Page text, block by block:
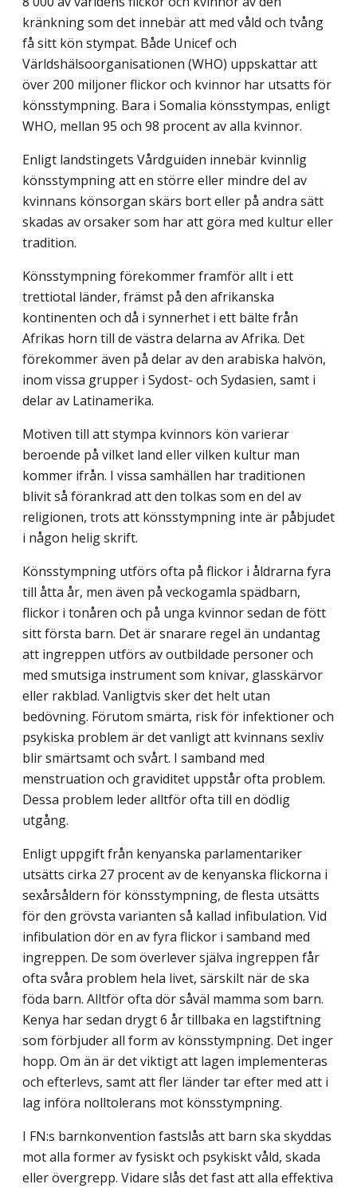
kränkning som det innebär att med våld och tvång
få sitt kön stympat. Både Unicef och
Världshälsoorganisationen (WHO) uppskattar att
över 200 miljoner flickor och kvinnor har utsatts för
könsstympning. Bara i Somalia könsstympas, enligt
WHO, mellan 95 och 98 procent av alla kvinnor.
Enligt landstingets Vårdguiden innebär kvinnlig
könsstympning att en större eller mindre del av
kvinnans könsorgan skärs bort eller på andra sätt
skadas av orsaker som har att göra med kultur eller
tradition.
Könsstympning förekommer framför allt i ett
trettiotal länder, främst på den afrikan­ska
kontinenten och då i synnerhet i ett bälte från
Afrikas horn till de västra delarna av Afrika. Det
förekommer även på delar av den arabiska halvön,
inom vissa grupper i Sydost- och Sydasien, samt i
delar av Latinamerika.
Motiven till att stympa kvinnors kön varierar
beroende på vilket land eller vilken kultur man
kommer ifrån. I vissa samhällen har traditionen
blivit så förankrad att den tolkas som en del av
religionen, trots att könsstympning inte är påbjudet
i någon helig skrift.
Könsstympning utförs ofta på flickor i åldrarna fyra
till åtta år, men även på vecko­gamla spädbarn,
flickor i tonåren och på unga kvinnor sedan de fött
sitt första barn. Det är snarare regel än undantag
att ingreppen utförs av outbildade personer och
med smutsiga instrument som knivar, glasskärvor
eller rakblad. Vanligtvis sker det helt utan
bedövning. Förutom smärta, risk för infektioner och
psykiska problem är det vanligt att kvinnans sexliv
blir smärtsamt och svårt. I samband med
menstruation och graviditet uppstår ofta problem.
Dessa problem leder alltför ofta till en dödlig
utgång.
Enligt uppgift från kenyanska parlamentariker
utsätts cirka 27 procent av de kenyanska flickorna i
sexårsåldern för könsstympning, de flesta utsätts
för den grövsta varianten så kallad infibulation. Vid
infibulation dör en av fyra flickor i samband med
ingreppen. De som överlever själva ingreppen får
ofta svåra problem hela livet, särskilt när de ska
föda barn. Alltför ofta dör såväl mamma som barn.
Kenya har sedan drygt 6 år tillbaka en lagstiftning
som förbjuder all form av könsstympning. Det inger
hopp. Om än är det viktigt att lagen implementeras
och efterlevs, samt att fler länder tar efter med att i
lag införa nolltolerans mot könsstympning.
I FN:s barnkonvention fastslås att barn ska skyddas
mot alla former av fysiskt och psykiskt våld, skada
eller övergrepp. Vidare slås det fast att alla effektiva